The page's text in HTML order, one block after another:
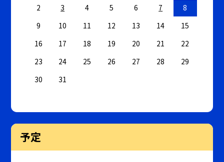
2
3 4 5 6 7
8
9
10 11 12 13 14
15
16
17 18 19 20 21
22
23
24 25 26 27 28
29
30
31
予定